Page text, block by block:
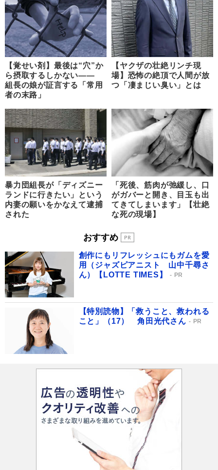
【覚せい剤】最後は“穴”か
ら摂取するしかない――
組長の娘が証言する「常用
者の末路」
【ヤクザの壮絶リンチ現
場】恐怖の絶頂で人間が放
つ「凄まじい臭い」とは
暴力団組長が「ディズニー
ランドに行きたい」という
内妻の願いをかなえて逮捕
された
「死後、筋肉が弛緩し、口
がガバーと開き、目玉も出
てきてしまいます」【壮絶
な死の現場】
おすすめ
創作にもリフレッシュにもガムを愛
用（ジャズピアニスト 山中千尋さ
ん）【LOTTE TIMES】
PR
【特別読物】「救うこと、救われる
こと」（17） 角田光代さん
PR